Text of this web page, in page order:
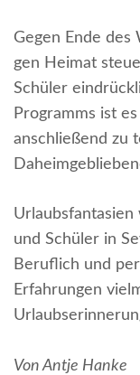
Gegen Ende
gen Heimat
Schüler
Programms ist
anschließend zu
und Schüler in
Beruflich und
Erfahrungen
Von Antje Hanke